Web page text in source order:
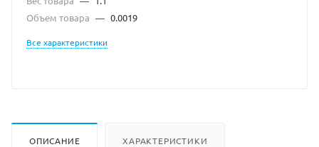
Объем товара — 0.0019
Все характеристики
ОПИСАНИЕ ХАРАКТЕРИСТИКИ